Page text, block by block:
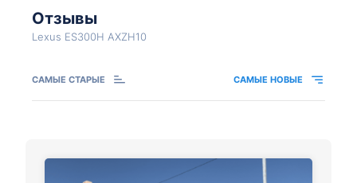
Отзывы
Lexus ES300H AXZH10
САМЫЕ СТАРЫЕ САМЫЕ НОВЫЕ